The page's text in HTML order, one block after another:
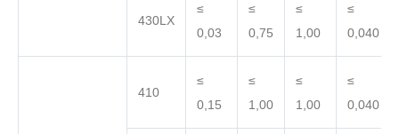
430LX
≤
0,03
≤
0,75
≤
1,00
≤
0,040
410
≤
0,15
≤
1,00
≤
1,00
≤
0,040